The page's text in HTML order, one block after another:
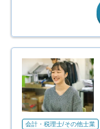
会計・税理士/その他士業